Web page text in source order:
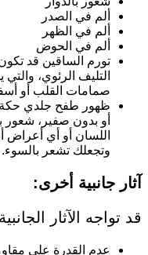
ألم في الصدر
ألم في الظهر
ألم في الحوض
تورم الساقين قد
التليف الرئوي،
صمامات القلب أو
ظهور طفح جلدي حكة
أو بدون صفير، شعور
اللسان أو أي أعراض
وتجعلك تشعر
آثار جانبية أخرى:
قد تواجه الآثار
عدم القدرة على